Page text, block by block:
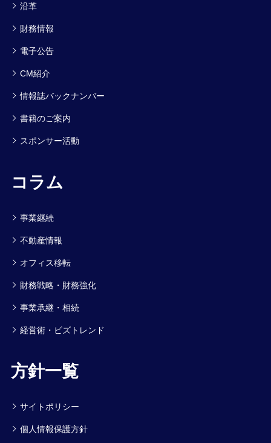
沿革
財務情報
電子公告
CM紹介
情報誌バックナンバー
書籍のご案内
スポンサー活動
コラム
事業継続
不動産情報
オフィス移転
財務戦略・財務強化
事業承継・相続
経営術・ビズトレンド
方針一覧
サイトポリシー
個人情報保護方針